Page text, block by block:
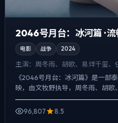
2046号月台：冰河篇 ·
电影 战争 2024
主演： 周冬雨、胡歌、易烊千玺、
《2046号月台：冰河篇》是一部
映，由文牧野执导，周冬雨、胡
把过去与现在拧成一股绳，真相并
96,807
8.5